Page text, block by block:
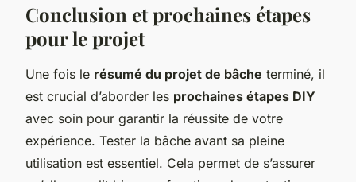
Conclusion et prochaines étapes
pour le projet
Une fois le résumé du projet de bâche terminé, il
est crucial d’aborder les prochaines étapes DIY
avec soin pour garantir la réussite de votre
expérience. Tester la bâche avant sa pleine
utilisation est essentiel. Cela permet de s’assurer